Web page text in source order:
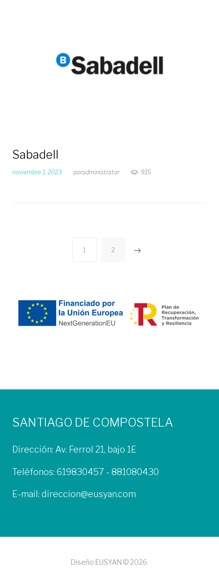
Sabadell
noviembre 1, 2023 poradministrator 915
v
c
ó
n
d
e
1 2
SANTIAGO DE COMPOSTELA
Dirección: Av. Ferrol 21, bajo 1E
Teléfonos: 619830457 - 881080430
E-mail: direccion@eusyan.com
Diseño EUSYAN © 2026.